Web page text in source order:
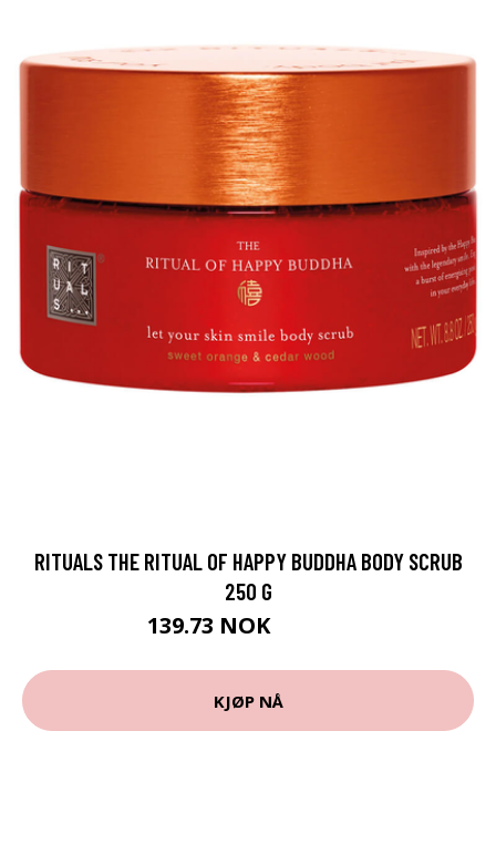
RITUALS THE RITUAL OF HAPPY BUDDHA BODY SCRUB
250 G
139.73 NOK
KJØP NÅ